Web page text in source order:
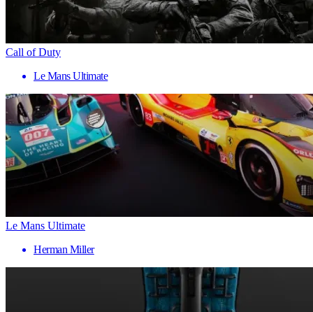
Call of Duty
Le Mans Ultimate
Le Mans Ultimate
Herman Miller